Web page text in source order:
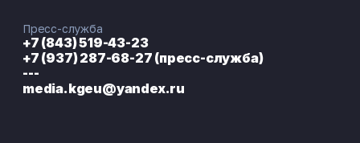
Пресс-служба
+7 (843) 519-43-23
+7 (937) 287-68-27 (пресс-служба)
---
media.kgeu@yandex.ru